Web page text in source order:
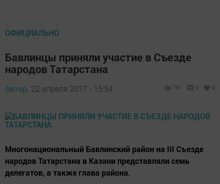
ОФИЦИАЛЬНО
Бавлинцы приняли участие в Съезде
народов Татарстана
Автор, 22 апреля 2017 - 15:54 791 0 0
Многонациональный Бавлинский район на III Съезде
народов Татарстана в Казани представляли семь
делегатов, а также глава района.